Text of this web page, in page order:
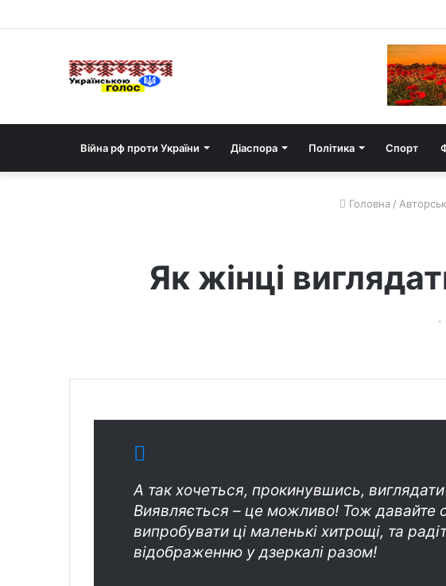
Війна рф проти України Діаспора Політика Спорт
Головна /
Як жінці
А так хочеться, прокинувшись,
Виявляється – це можливо! Тож давайте
випробувати ці маленькі хитрощі, та
відображенню у дзеркалі разом!